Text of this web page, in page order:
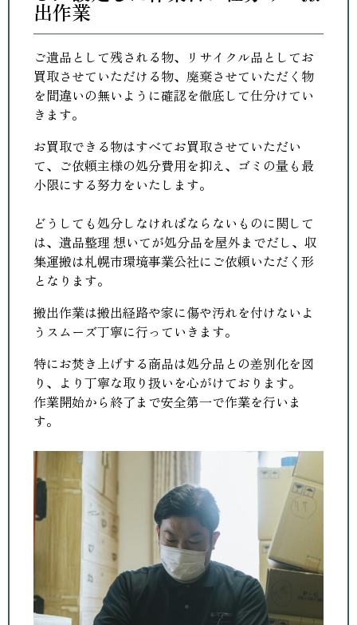
出作業
ご遺品として残される物、リサイクル品としてお
買取させていただける物、廃棄させていただく物
を間違いの無いように確認を徹底して仕分けてい
きます。
お買取できる物はすべてお買取させていただい
て、ご依頼主様の処分費用を抑え、ゴミの量も最
小限にする努力をいたします。
どうしても処分しなければならないものに関して
は、遺品整理 想いてが処分品を屋外までだし、収
集運搬は札幌市環境事業公社にご依頼いただく形
となります。
搬出作業は搬出経路や家に傷や汚れを付けないよ
うスムーズ丁寧に行っていきます。
特にお焚き上げする商品は処分品との差別化を図
り、より丁寧な取り扱いを心がけております。
作業開始から終了まで安全第一で作業を行いま
す。